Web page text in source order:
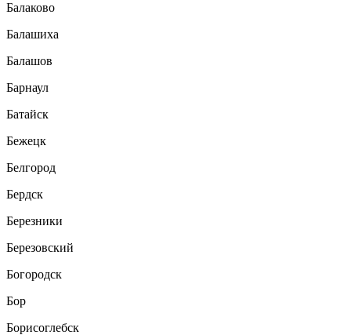
Балаково
Балашиха
Балашов
Барнаул
Батайск
Бежецк
Белгород
Бердск
Березники
Березовский
Богородск
Бор
Борисоглебск